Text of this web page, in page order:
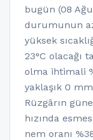
bugün (08
durumunun
yüksek
23°C olacağı
olma ihtimali
yaklaşık 0
Rüzgârın
hızında
nem oranı